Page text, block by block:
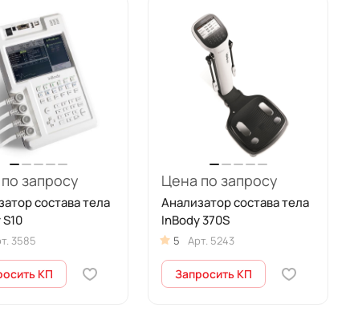
запросу
состава тела
3585
КП
Цена по запросу
Анализатор состава тела
InBody 370S
5 Арт. 5243
Запросить КП